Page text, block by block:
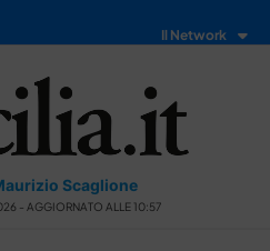
Il Network
Scaglione
- AGGIORNATO ALLE 10:57